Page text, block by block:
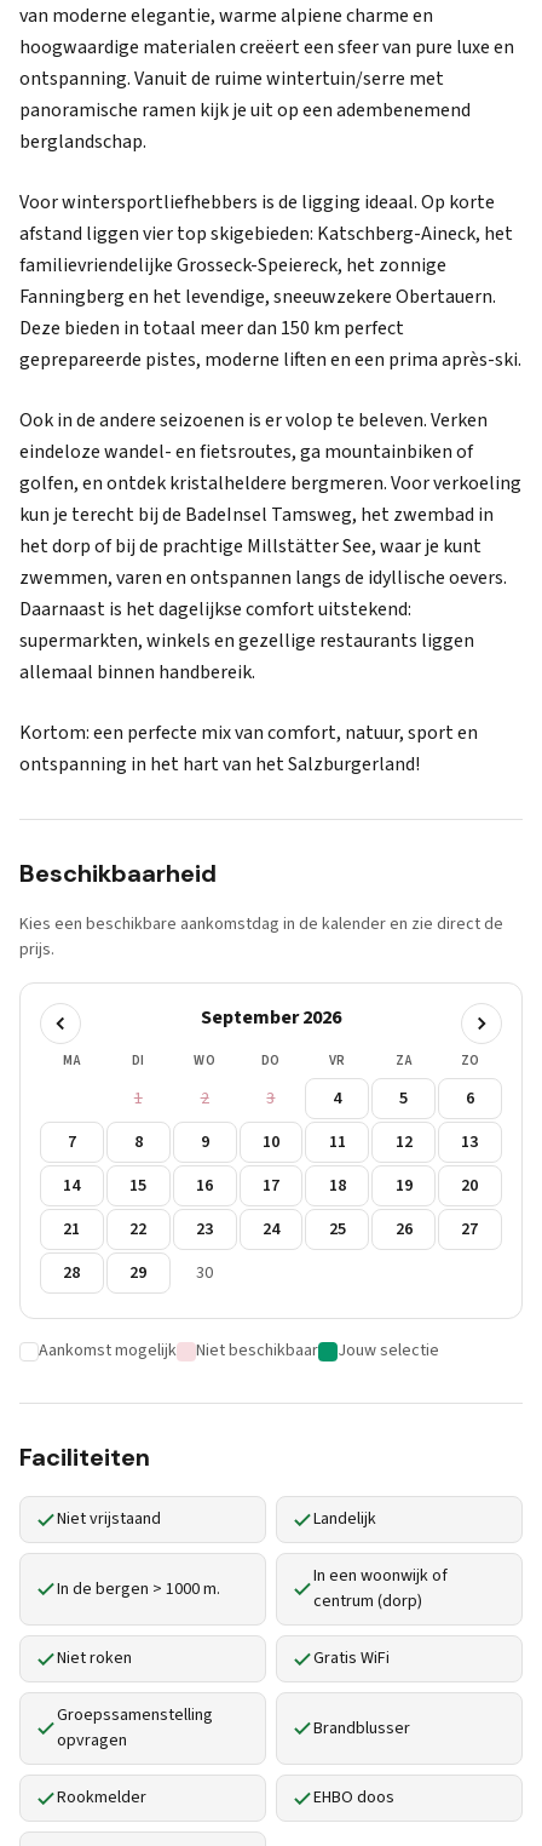
van moderne elegantie, warme alpiene charme en
hoogwaardige materialen creëert een sfeer van pure luxe en
ontspanning. Vanuit de ruime wintertuin/serre met
panoramische ramen kijk je uit op een adembenemend
berglandschap.
Voor wintersportliefhebbers is de ligging ideaal. Op korte
afstand liggen vier top skigebieden: Katschberg-Aineck, het
familievriendelijke Grosseck-Speiereck, het zonnige
Fanningberg en het levendige, sneeuwzekere Obertauern.
Deze bieden in totaal meer dan 150 km perfect
geprepareerde pistes, moderne liften en een prima après-ski.
Ook in de andere seizoenen is er volop te beleven. Verken
eindeloze wandel- en fietsroutes, ga mountainbiken of
golfen, en ontdek kristalheldere bergmeren. Voor verkoeling
kun je terecht bij de BadeInsel Tamsweg, het zwembad in
het dorp of bij de prachtige Millstätter See, waar je kunt
zwemmen, varen en ontspannen langs de idyllische oevers.
Daarnaast is het dagelijkse comfort uitstekend:
supermarkten, winkels en gezellige restaurants liggen
allemaal binnen handbereik.
Kortom: een perfecte mix van comfort, natuur, sport en
ontspanning in het hart van het Salzburgerland!
Beschikbaarheid
Kies een beschikbare aankomstdag in de kalender en zie direct de
prijs.
September 2026
MA DI WO DO VR ZA ZO
1 2 3 4 5
6
7
8 9 10 11 12
13
14
15 16 17 18 19
20
21
22 23 24 25 26
27
28
29 30
Aankomst mogelijk Niet beschikbaar Jouw selectie
Faciliteiten
Niet vrijstaand Landelijk
In de bergen > 1000 m.
In een woonwijk of
centrum (dorp)
Niet roken Gratis WiFi
Groepssamenstelling
opvragen
Brandblusser
Rookmelder EHBO doos